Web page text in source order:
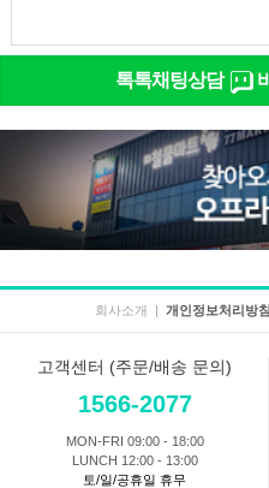
톡톡채팅상담
회사소개 | 개인정보처리방침
고객센터 (주문/배송 문의)
1566-2077
MON-FRI 09:00 - 18:00
LUNCH 12:00 - 13:00
토/일/공휴일 휴무